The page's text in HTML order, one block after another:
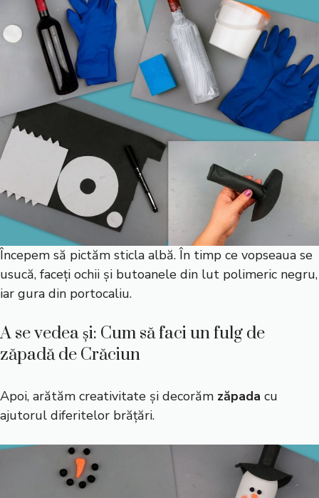
Începem să pictăm sticla albă. În timp ce vopseaua se
usucă, faceți ochii și butoanele din lut polimeric negru,
iar gura din portocaliu.
A se vedea și: Cum să faci un fulg de
zăpadă de Crăciun
Apoi, arătăm creativitate și decorăm zăpada cu
ajutorul diferitelor brățări.